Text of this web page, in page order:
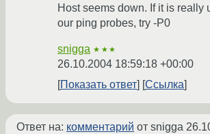
Host seems down. If it is really
our ping probes, try -P0
snigga ★★★
26.10.2004 18:59:18 +00:00
Показать ответ
Ссылка
Ответ на: комментарий от snigga